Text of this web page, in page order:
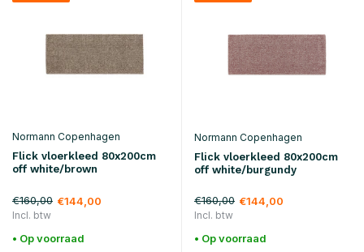
Normann Copenhagen
Flick vloerkleed 80x200cm
off white/brown
€160,00 €144,00
Incl. btw
• Op voorraad
Normann Copenhagen
Flick vloerkleed 80x200cm
off white/burgundy
€160,00 €144,00
Incl. btw
• Op voorraad